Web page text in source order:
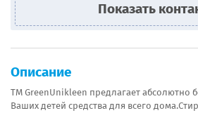
Показать
Описание
ТМ GreenUnikleen предлагает абсолютно
Ваших детей средства для всего